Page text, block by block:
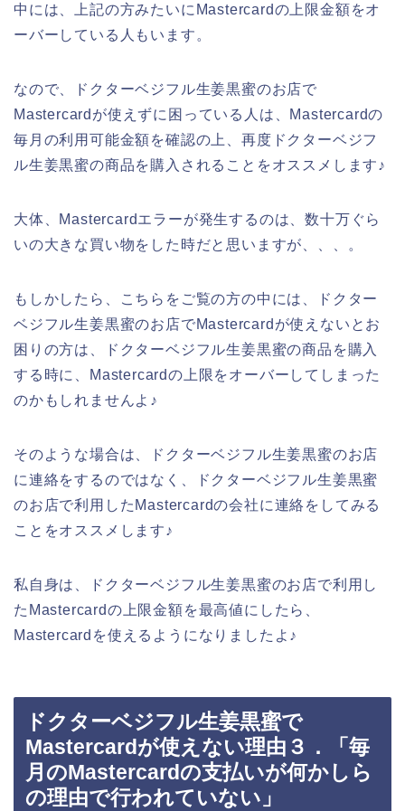
中には、上記の方みたいにMastercardの上限金額をオ
ーバーしている人もいます。
なので、ドクターベジフル生姜黒蜜のお店で
Mastercardが使えずに困っている人は、Mastercardの
毎月の利用可能金額を確認の上、再度ドクターベジフ
ル生姜黒蜜の商品を購入されることをオススメします♪
大体、Mastercardエラーが発生するのは、数十万ぐら
いの大きな買い物をした時だと思いますが、、、。
もしかしたら、こちらをご覧の方の中には、ドクター
ベジフル生姜黒蜜のお店でMastercardが使えないとお
困りの方は、ドクターベジフル生姜黒蜜の商品を購入
する時に、Mastercardの上限をオーバーしてしまった
のかもしれませんよ♪
そのような場合は、ドクターベジフル生姜黒蜜のお店
に連絡をするのではなく、ドクターベジフル生姜黒蜜
のお店で利用したMastercardの会社に連絡をしてみる
ことをオススメします♪
私自身は、ドクターベジフル生姜黒蜜のお店で利用し
たMastercardの上限金額を最高値にしたら、
Mastercardを使えるようになりましたよ♪
ドクターベジフル生姜黒蜜で
Mastercardが使えない理由３．「毎
月のMastercardの支払いが何かしら
の理由で行われていない」